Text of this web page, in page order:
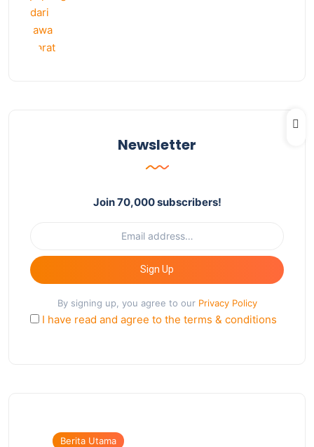
Newsletter
Join 70,000 subscribers!
Sign Up
By signing up, you agree to our Privacy Policy
I have read and agree to the terms & conditions
Berita Utama